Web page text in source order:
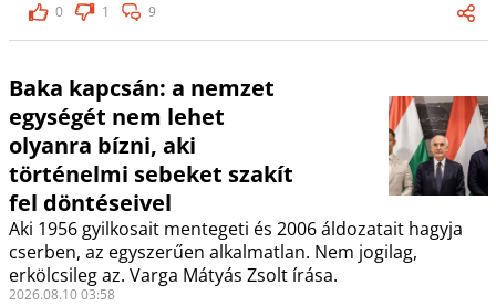
0
1 9
Baka kapcsán: a nemzet
egységét nem lehet
olyanra bízni, aki
történelmi sebeket szakít
fel döntéseivel
Aki 1956 gyilkosait mentegeti és 2006 áldozatait hagyja
cserben, az egyszerűen alkalmatlan. Nem jogilag,
erkölcsileg az. Varga Mátyás Zsolt írása.
2026.08.10 03:58